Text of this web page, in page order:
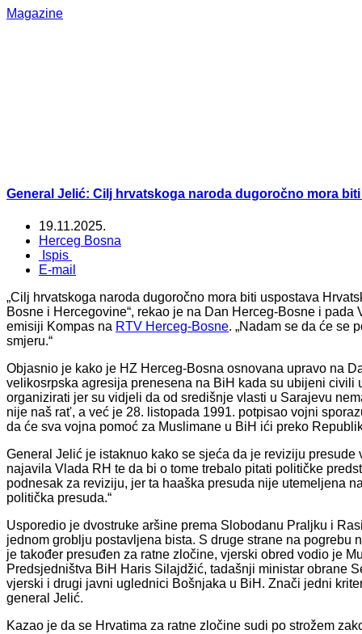
Magazine
General Jelić: Cilj hrvatskoga naroda dugoročno mora
19.11.2025.
Herceg Bosna
Ispis
E-mail
„Cilj hrvatskoga naroda dugoročno mora biti uspostava
Bosne i Hercegovine“, rekao je na Dan Herceg-Bosne i
emisiji Kompas na RTV Herceg-Bosne. „Nadam se da će se
smjeru.“
Objasnio je kako je HZ Herceg-Bosna osnovana upravo na
velikosrpska agresija prenesena na BiH kada su ubijeni civili
organizirati jer su vidjeli da od središnje vlasti u Sarajevu
nije naš rat', a već je 28. listopada 1991. potpisao vojni
da će sva vojna pomoć za Muslimane u BiH ići preko
General Jelić je istaknuo kako se sjeća da je reviziju
najavila Vlada RH te da bi o tome trebalo pitati političke
podnesak za reviziju, jer ta haaška presuda nije utemeljena
politička presuda.“
Usporedio je dvostruke aršine prema Slobodanu Praljku i
jednom groblju postavljena bista. S druge strane na
je također presuđen za ratne zločine, vjerski obred vodio je
Predsjedništva BiH Haris Silajdžić, tadašnji ministar obrane
vjerski i drugi javni uglednici Bošnjaka u BiH. Znači jedni
general Jelić.
Kazao je da se Hrvatima za ratne zločine sudi po strožem